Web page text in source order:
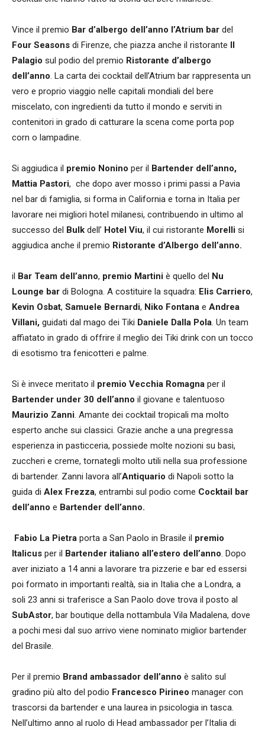
Vince il premio Bar d’albergo dell’anno l’Atrium bar del
Four Seasons di Firenze, che piazza anche il ristorante Il
Palagio sul podio del premio Ristorante d’albergo
dell’anno. La carta dei cocktail dell’Atrium bar rappresenta un
vero e proprio viaggio nelle capitali mondiali del bere
miscelato, con ingredienti da tutto il mondo e serviti in
contenitori in grado di catturare la scena come porta pop
corn o lampadine.
Si aggiudica il premio Nonino per il Bartender dell’anno,
Mattia Pastori, che dopo aver mosso i primi passi a Pavia
nel bar di famiglia, si forma in California e torna in Italia per
lavorare nei migliori hotel milanesi, contribuendo in ultimo al
successo del Bulk dell’ Hotel Viu, il cui ristorante Morelli si
aggiudica anche il premio Ristorante d’Albergo dell’anno.
il Bar Team dell’anno, premio Martini è quello del Nu
Lounge bar di Bologna. A costituire la squadra: Elis Carriero,
Kevin Osbat, Samuele Bernardi, Niko Fontana e Andrea
Villani, guidati dal mago dei Tiki Daniele Dalla Pola. Un team
affiatato in grado di offrire il meglio dei Tiki drink con un tocco
di esotismo tra fenicotteri e palme.
Si è invece meritato il premio Vecchia Romagna per il
Bartender under 30 dell’anno il giovane e talentuoso
Maurizio Zanni. Amante dei cocktail tropicali ma molto
esperto anche sui classici. Grazie anche a una pregressa
esperienza in pasticceria, possiede molte nozioni su basi,
zuccheri e creme, tornategli molto utili nella sua professione
di bartender. Zanni lavora all’Antiquario di Napoli sotto la
guida di Alex Frezza, entrambi sul podio come Cocktail bar
dell’anno e Bartender dell’anno.
Fabio La Pietra porta a San Paolo in Brasile il premio
Italicus per il Bartender italiano all’estero dell’anno. Dopo
aver iniziato a 14 anni a lavorare tra pizzerie e bar ed essersi
poi formato in importanti realtà, sia in Italia che a Londra, a
soli 23 anni si traferisce a San Paolo dove trova il posto al
SubAstor, bar boutique della nottambula Vila Madalena, dove
a pochi mesi dal suo arrivo viene nominato miglior bartender
del Brasile.
Per il premio Brand ambassador dell’anno è salito sul
gradino più alto del podio Francesco Pirineo manager con
trascorsi da bartender e una laurea in psicologia in tasca.
Nell’ultimo anno al ruolo di Head ambassador per l’Italia di